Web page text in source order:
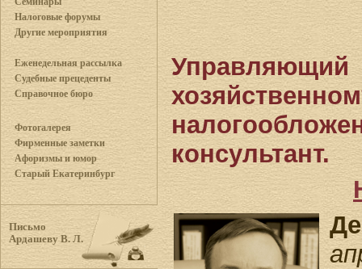
Налоговые форумы
Другие мероприятия
Еженедельная рассылка
Судебные прецеденты
Справочное бюро
Фотогалерея
Фирменные заметки
Афоризмы и юмор
Старый Екатеринбург
Письмо
Ардашеву В. Л.
Управляющий
консультант.